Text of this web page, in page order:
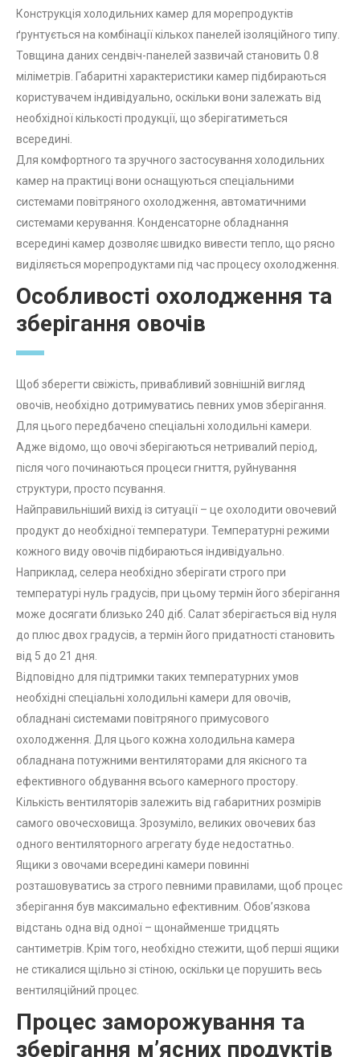
Конструкція холодильних камер для морепродуктів
ґрунтується на комбінації кількох панелей ізоляційного типу.
Товщина даних сендвіч-панелей зазвичай становить 0.8
міліметрів. Габаритні характеристики камер підбираються
користувачем індивідуально, оскільки вони залежать від
необхідної кількості продукції, що зберігатиметься
всередині.
Для комфортного та зручного застосування холодильних
камер на практиці вони оснащуються спеціальними
системами повітряного охолодження, автоматичними
системами керування. Конденсаторне обладнання
всередині камер дозволяє швидко вивести тепло, що рясно
виділяється морепродуктами під час процесу охолодження.
Особливості охолодження та
зберігання овочів
Щоб зберегти свіжість, привабливий зовнішній вигляд
овочів, необхідно дотримуватись певних умов зберігання.
Для цього передбачено спеціальні холодильні камери.
Адже відомо, що овочі зберігаються нетривалий період,
після чого починаються процеси гниття, руйнування
структури, просто псування.
Найправильніший вихід із ситуації – це охолодити овочевий
продукт до необхідної температури. Температурні режими
кожного виду овочів підбираються індивідуально.
Наприклад, селера необхідно зберігати строго при
температурі нуль градусів, при цьому термін його зберігання
може досягати близько 240 діб. Салат зберігається від нуля
до плюс двох градусів, а термін його придатності становить
від 5 до 21 дня.
Відповідно для підтримки таких температурних умов
необхідні спеціальні холодильні камери для овочів,
обладнані системами повітряного примусового
охолодження. Для цього кожна холодильна камера
обладнана потужними вентиляторами для якісного та
ефективного обдування всього камерного простору.
Кількість вентиляторів залежить від габаритних розмірів
самого овочесховища. Зрозуміло, великих овочевих баз
одного вентиляторного агрегату буде недостатньо.
Ящики з овочами всередині камери повинні
розташовуватись за строго певними правилами, щоб процес
зберігання був максимально ефективним. Обов’язкова
відстань одна від одної – щонайменше тридцять
сантиметрів. Крім того, необхідно стежити, щоб перші ящики
не стикалися щільно зі стіною, оскільки це порушить весь
вентиляційний процес.
Процес заморожування та
зберігання м’ясних продуктів